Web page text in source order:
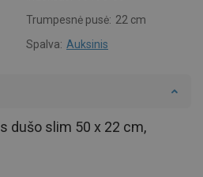
Trumpesnė pusė: 22 cm
Spalva: Auksinis
dušo slim 50 x 22 cm,